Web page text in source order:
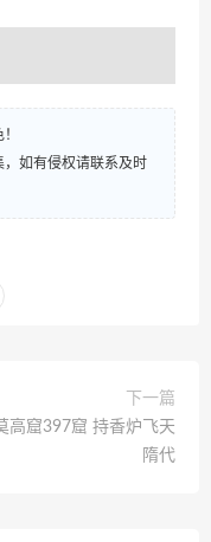
如有侵权请联系及时
下一篇
高窟397窟 持香炉飞天
隋代